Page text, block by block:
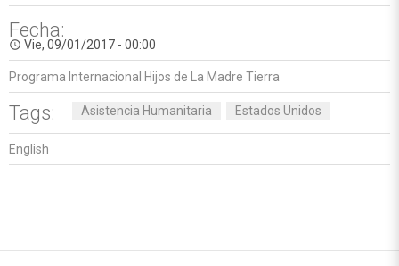
Fecha:
access_time Vie, 09/01/2017 - 00:00
Programa Internacional Hijos de La Madre Tierra
Tags: Asistencia Humanitaria Estados Unidos
English